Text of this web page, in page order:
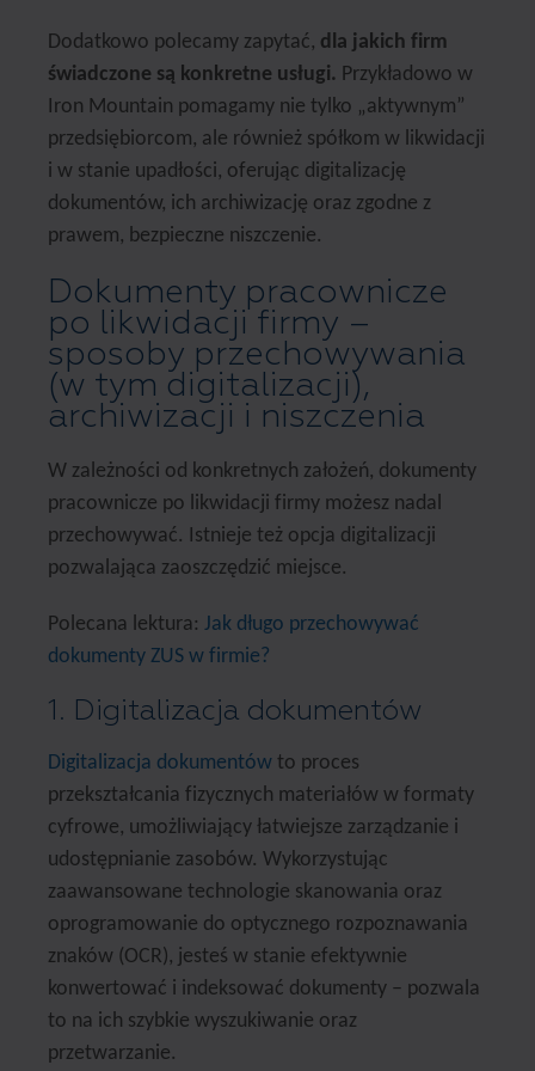
Dodatkowo polecamy zapytać, dla jakich firm
świadczone są konkretne usługi. Przykładowo w
Iron Mountain pomagamy nie tylko „aktywnym”
przedsiębiorcom, ale również spółkom w likwidacji
i w stanie upadłości, oferując digitalizację
dokumentów, ich archiwizację oraz zgodne z
prawem, bezpieczne niszczenie.
Dokumenty pracownicze
po likwidacji firmy –
sposoby przechowywania
(w tym digitalizacji),
archiwizacji i niszczenia
W zależności od konkretnych założeń, dokumenty
pracownicze po likwidacji firmy możesz nadal
przechowywać. Istnieje też opcja digitalizacji
pozwalająca zaoszczędzić miejsce.
Polecana lektura: Jak długo przechowywać
dokumenty ZUS w firmie?
1. Digitalizacja dokumentów
Digitalizacja dokumentów to proces
przekształcania fizycznych materiałów w formaty
cyfrowe, umożliwiający łatwiejsze zarządzanie i
udostępnianie zasobów. Wykorzystując
zaawansowane technologie skanowania oraz
oprogramowanie do optycznego rozpoznawania
znaków (OCR), jesteś w stanie efektywnie
konwertować i indeksować dokumenty – pozwala
to na ich szybkie wyszukiwanie oraz
przetwarzanie.